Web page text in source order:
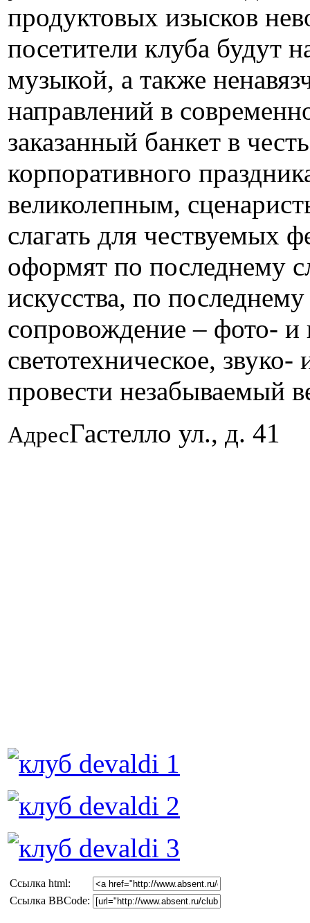
продуктовых изысков
посетители клуба будут
музыкой, а также
направлений в
заказанный банкет в
корпоративного
великолепным,
слагать для чествуемых
оформят по последнему
искусства, по
сопровождение – фото- и
светотехническое,
провести незабываемый
АдресГастелло ул., д. 41
Cсылка html:
Ссылка BBCode: